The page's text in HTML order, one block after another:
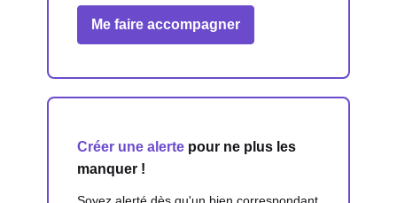
Me faire accompagner
Créer une alerte pour ne plus les
manquer !